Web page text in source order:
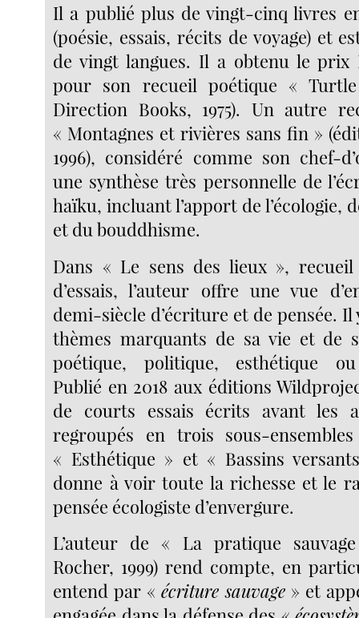
Il a publié plus de vingt-cinq livres
(poésie, essais, récits de voyage) et
de vingt langues. Il a obtenu le prix
pour son recueil poétique «
Direction Books, 1975). Un autre
« Montagnes et rivières sans fin »
1996), considéré comme son chef-
une synthèse très personnelle de
haïku, incluant l’apport de l’écologie,
et du bouddhisme.
Dans « Le sens des lieux », recueil
d’essais, l’auteur offre une vue
demi-siècle d’écriture et de pensée. Il
thèmes marquants de sa vie et de
poétique, politique, esthétique ou
Publié en 2018 aux éditions
de courts essais écrits avant les
regroupés en trois sous-
« Esthétique » et « Bassins
donne à voir toute la richesse et le
pensée écologiste d’envergure.
L’auteur de « La pratique
Rocher, 1999) rend compte, en
entend par «écriture sauvage » et